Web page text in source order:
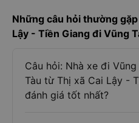
Những câu hỏi thường
Lậy - Tiền Giang đi Vũng
Câu hỏi: Nhà xe đi
Tàu từ Thị xã Cai Lậy -
đánh giá tốt nhất?